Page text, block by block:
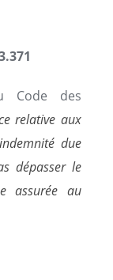
Code des
relative aux
due
dépasser le
assurée au